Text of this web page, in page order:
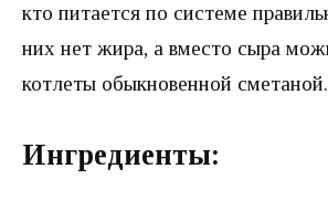
кто питается по системе
них нет жира, а вместо сыра
котлеты обыкновенной сметаной.
Ингредиенты: